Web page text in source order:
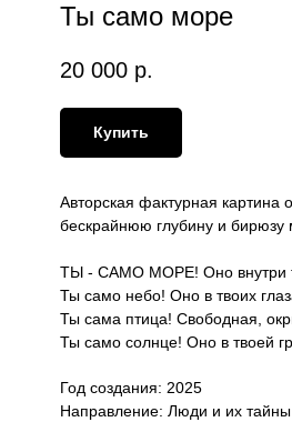
Ты само море
20 000 р.
Купить
Авторская фактурная
бескрайнюю глубину и бирюзу
ТЫ - САМО МОРЕ! Оно внутри
Ты само небо! Оно в твоих
Ты сама птица! Свободная,
Ты само солнце! Оно в твоей
Год создания: 2025
Направление: Люди и их тайны